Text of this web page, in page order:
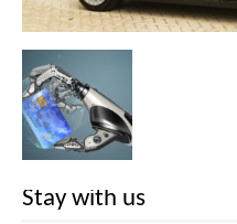
Stay with us